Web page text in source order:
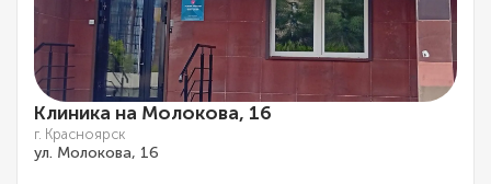
Клиника на Молокова, 16
г. Красноярск
ул. Молокова, 16